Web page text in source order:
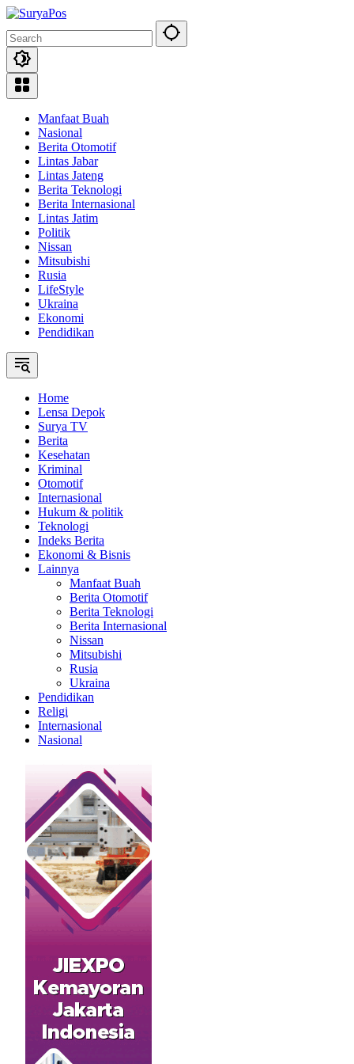
Skip
content
Manfaat Buah
Nasional
Berita Otomotif
Lintas Jabar
Lintas Jateng
Berita Teknologi
Berita Internasional
Lintas Jatim
Politik
Nissan
Mitsubishi
Rusia
LifeStyle
Ukraina
Ekonomi
Pendidikan
Home
Lensa Depok
Surya TV
Berita
Kesehatan
Kriminal
Otomotif
Internasional
Hukum & politik
Teknologi
Indeks Berita
Ekonomi & Bisnis
Lainnya
Manfaat Buah
Berita Otomotif
Berita Teknologi
Berita Internasional
Nissan
Mitsubishi
Rusia
Ukraina
Pendidikan
Religi
Internasional
Nasional